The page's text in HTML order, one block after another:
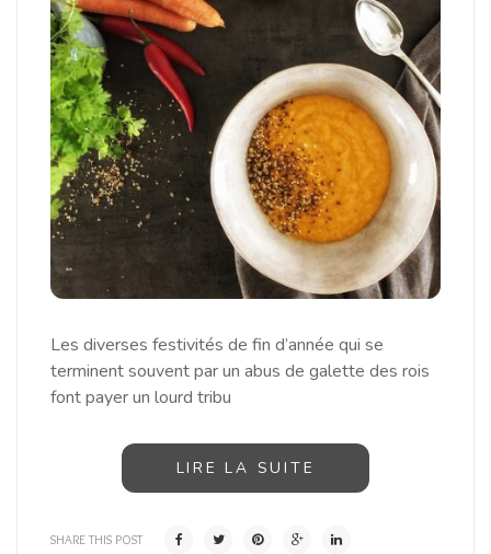
Les diverses festivités de fin d’année qui se
terminent souvent par un abus de galette des rois
font payer un lourd tribu
LIRE LA SUITE
SHARE THIS POST